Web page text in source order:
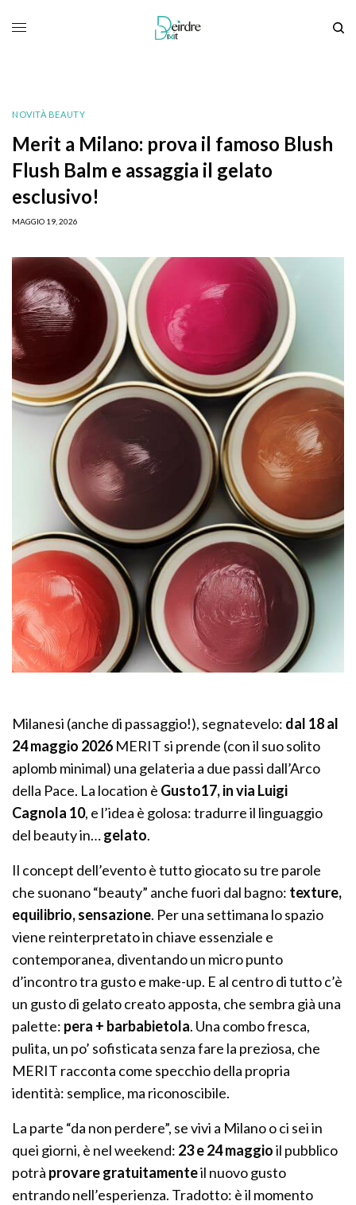
NOVITÀ BEAUTY
Merit a Milano: prova il famoso Blush
Flush Balm e assaggia il gelato
esclusivo!
MAGGIO 19, 2026
Milanesi (anche di passaggio!), segnatevelo: dal 18 al
24 maggio 2026 MERIT si prende (con il suo solito
aplomb minimal) una gelateria a due passi dall’Arco
della Pace. La location è Gusto17, in via Luigi
Cagnola 10, e l’idea è golosa: tradurre il linguaggio
del beauty in…gelato.
Il concept dell’evento è tutto giocato su tre parole
che suonano “beauty” anche fuori dal bagno: texture,
equilibrio, sensazione. Per una settimana lo spazio
viene reinterpretato in chiave essenziale e
contemporanea, diventando un micro punto
d’incontro tra gusto e make-up. E al centro di tutto c’è
un gusto di gelato creato apposta, che sembra già una
palette: pera + barbabietola. Una combo fresca,
pulita, un po’ sofisticata senza fare la preziosa, che
MERIT racconta come specchio della propria
identità: semplice, ma riconoscibile.
La parte “da non perdere”, se vivi a Milano o ci sei in
quei giorni, è nel weekend: 23 e 24 maggioil pubblico
potrà provare gratuitamenteil nuovo gusto
entrando nell’esperienza. Tradotto: è il momento